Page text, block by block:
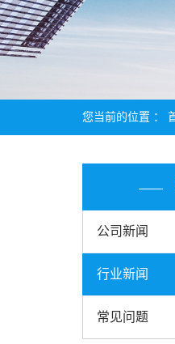
您当前的位置 ：
公司新闻
行业新闻
常见问题